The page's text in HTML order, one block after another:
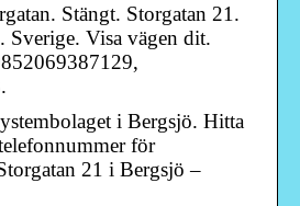
Stängt. Storgatan 21.
Sverige. Visa vägen dit.
i Bergsjö. Hitta
för
21 i Bergsjö –